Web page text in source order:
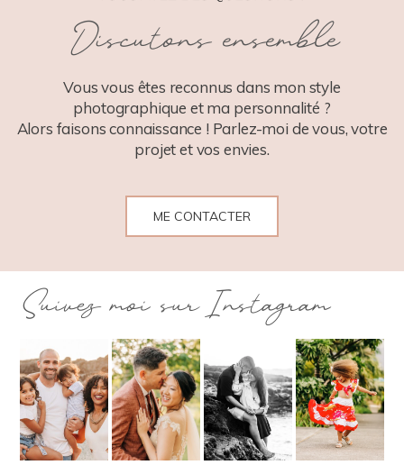
Discutons ensemble
Vous vous êtes reconnus dans mon style
photographique et ma personnalité ?
Alors faisons connaissance ! Parlez-moi de vous, votre
projet et vos envies.
ME CONTACTER
Suivez moi sur Instagram